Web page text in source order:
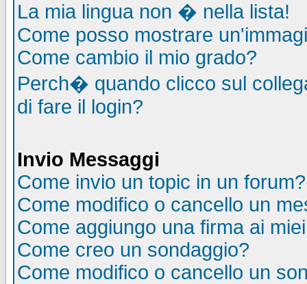
La mia lingua non � nella lista!
Come posso mostrare
Come cambio il mio grado?
Perch� quando clicco sul
di fare il login?
Invio Messaggi
Come invio un topic in un forum?
Come modifico o cancello un
Come aggiungo una firma ai
Come creo un sondaggio?
Come modifico o cancello un